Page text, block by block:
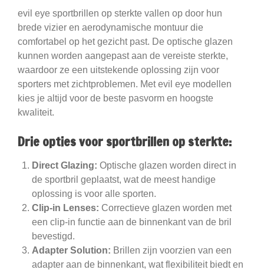
evil eye sportbrillen op sterkte vallen op door hun
brede vizier en aerodynamische montuur die
comfortabel op het gezicht past. De optische glazen
kunnen worden aangepast aan de vereiste sterkte,
waardoor ze een uitstekende oplossing zijn voor
sporters met zichtproblemen. Met evil eye modellen
kies je altijd voor de beste pasvorm en hoogste
kwaliteit.
Drie opties voor sportbrillen op sterkte:
Direct Glazing: Optische glazen worden direct in
de sportbril geplaatst, wat de meest handige
oplossing is voor alle sporten.
Clip-in Lenses: Correctieve glazen worden met
een clip-in functie aan de binnenkant van de bril
bevestigd.
Adapter Solution: Brillen zijn voorzien van een
adapter aan de binnenkant, wat flexibiliteit biedt en